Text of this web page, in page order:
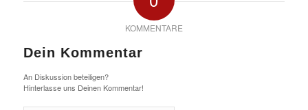
KOMMENTARE
Dein Kommentar
An Diskussion beteiligen?
Hinterlasse uns Deinen Kommentar!